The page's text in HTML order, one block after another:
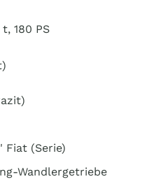
180 PS
Fiat (Serie)
Wandlergetriebe